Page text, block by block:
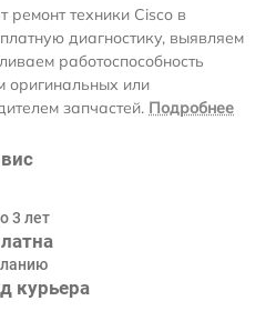
ремонт техники Cisco в
диагностику, выявляем
работоспособность
оригинальных или
запчастей. Подробнее
3 лет
курьера